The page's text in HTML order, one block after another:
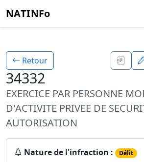
NATINFo
Retour
34332
EXERCICE PAR PERSONNE
D'ACTIVITE PRIVEE DE
AUTORISATION
Nature de l'infraction : Délit